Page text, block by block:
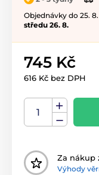
Objednávky do 25.
středu 26. 8.
745 Kč
616 Kč bez DPH
Za nákup
Výhody